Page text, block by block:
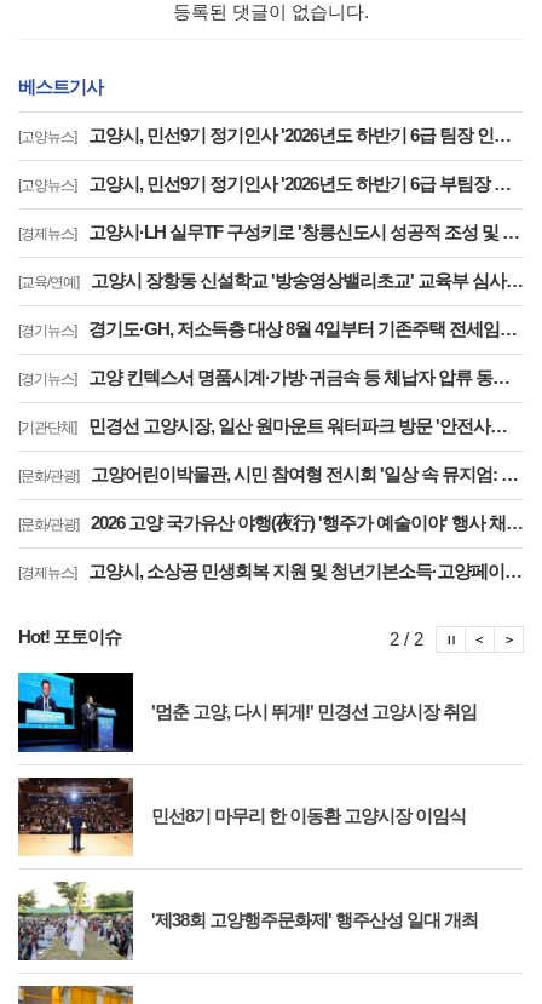
등록된 댓글이 없습니다.
베스트기사
[고양뉴스] 고양시, 민선9기 정기인사 '2026년도 하반기 6급 팀장 인사발령 사항'
[고양뉴스] 고양시, 민선9기 정기인사 '2026년도 하반기 6급 부팀장 이하 인사발령 사항'
[경제뉴스] 고양시·LH 실무TF 구성키로 '창릉신도시 성공적 조성 및 자족기능 강화 협력'
[교육/연예] 고양시 장항동 신설학교 '방송영상밸리초교' 교육부 심사 통과··2030년 개교
[경기뉴스] 경기도·GH, 저소득층 대상 8월 4일부터 기존주택 전세임대 입주자 상시 모집
[경기뉴스] 고양 킨텍스서 명품시계·가방·귀금속 등 체납자 압류 동산 620점 공개 경매
[기관단체] 민경선 고양시장, 일산 원마운트 워터파크 방문 '안전사고 방지 대책 점검'
[문화/관광] 고양어린이박물관, 시민 참여형 전시회 '일상 속 뮤지엄: 잠시, 마음' 8월 개최
[문화/관광] 2026 고양 국가유산 야행(夜行) '행주가 예술이야' 행사 채비 나선 고양시
[경제뉴스] 고양시, 소상공 민생회복 지원 및 청년기본소득·고양페이 확대 '도비 매칭 관건'
Hot! 포토이슈
'멈춘 고양, 다시 뛰게!' 민경선 고양시장 취임
민선8기 마무리 한 이동환 고양시장 이임식
'제38회 고양행주문화제' 행주산성 일대 개최
2 / 2 포
포토이